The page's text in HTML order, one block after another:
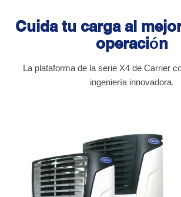
Cuida tu carga al
operación
La plataforma de la serie X4 de Carrier
ingeniería innovadora.